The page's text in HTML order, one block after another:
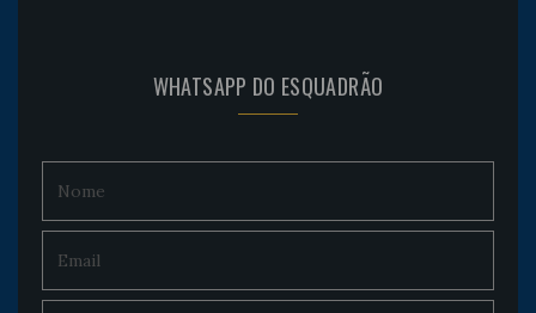
WHATSAPP DO ESQUADRÃO